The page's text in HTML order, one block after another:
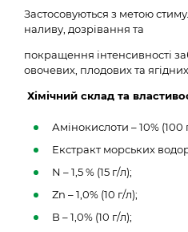
Застосовуються з метою
наливу, дозрівання та
покращення інтенсивності
овочевих, плодових та ягідних
Хімічний склад та
Амінокислоти – 10% (100
Екстракт морських
N – 1,5 % (15 г/л);
Zn – 1,0% (10 г/л);
B – 1,0% (10 г/л);